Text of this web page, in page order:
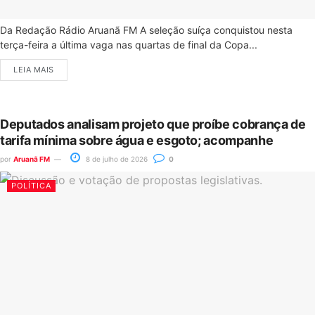
Da Redação Rádio Aruanã FM A seleção suíça conquistou nesta
terça-feira a última vaga nas quartas de final da Copa...
LEIA MAIS
Deputados analisam projeto que proíbe cobrança de
tarifa mínima sobre água e esgoto; acompanhe
por Aruanã FM 8 de julho de 2026 0
POLÍTICA